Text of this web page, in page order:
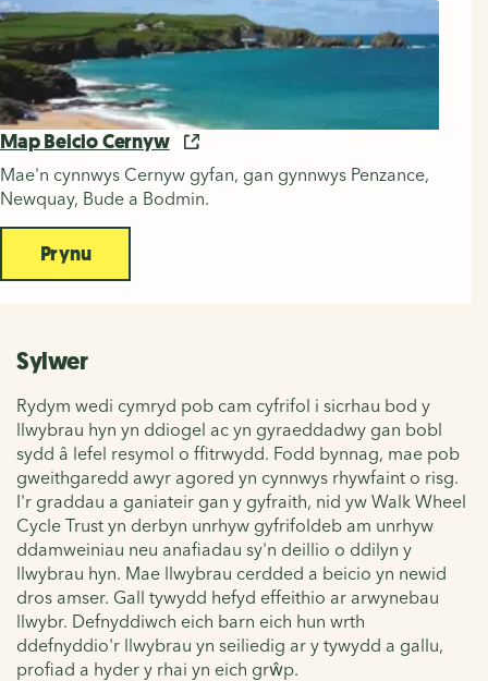
Map Beicio Cernyw
Mae'n cynnwys Cernyw gyfan, gan gynnwys Penzance,
Newquay, Bude a Bodmin.
Prynu
Sylwer
Rydym wedi cymryd pob cam cyfrifol i sicrhau bod y
llwybrau hyn yn ddiogel ac yn gyraeddadwy gan bobl
sydd â lefel resymol o ffitrwydd. Fodd bynnag, mae pob
gweithgaredd awyr agored yn cynnwys rhywfaint o risg.
I'r graddau a ganiateir gan y gyfraith, nid yw Walk Wheel
Cycle Trust yn derbyn unrhyw gyfrifoldeb am unrhyw
ddamweiniau neu anafiadau sy'n deillio o ddilyn y
llwybrau hyn. Mae llwybrau cerdded a beicio yn newid
dros amser. Gall tywydd hefyd effeithio ar arwynebau
llwybr. Defnyddiwch eich barn eich hun wrth
ddefnyddio'r llwybrau yn seiliedig ar y tywydd a gallu,
profiad a hyder y rhai yn eich grŵp.